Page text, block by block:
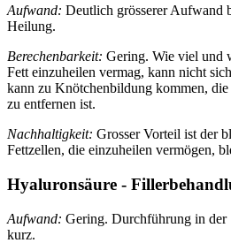
Aufwand: Deutlich grösserer Aufwand
Heilung.
Berechenbarkeit: Gering. Wie viel und
Fett einzuheilen vermag, kann nicht
kann zu Knötchenbildung kommen,
zu entfernen ist.
Nachhaltigkeit: Grosser Vorteil ist der
Fettzellen, die einzuheilen vermögen,
Hyaluronsäure -
Aufwand: Gering. Durchführung in der
kurz.